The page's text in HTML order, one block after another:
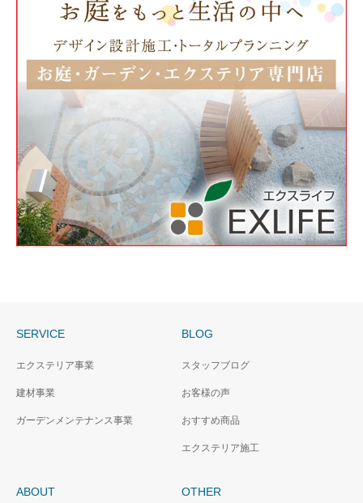
SERVICE
エクステリア事業
建材事業
ガーデンメンテナンス事業
BLOG
スタッフブログ
お客様の声
おすすめ商品
エクステリア施工
ABOUT OTHER